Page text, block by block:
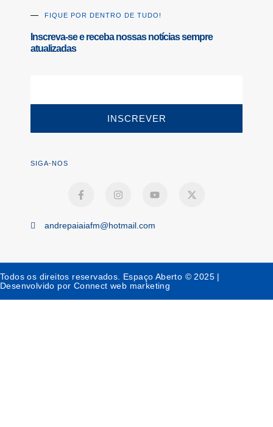
FIQUE POR DENTRO DE TUDO!
Inscreva-se e receba nossas notícias sempre
atualizadas
INSCREVER
SIGA-NOS
andrepaiaiafm@hotmail.com
Todos os direitos reservados. Espaço Aberto © 2025 |
Desenvolvido por Connect web marketing